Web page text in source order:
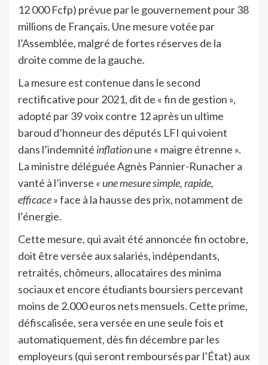
12 000 Fcfp) prévue par le gouvernement pour 38
millions de Français. Une mesure votée par
l’Assemblée, malgré de fortes réserves de la
droite comme de la gauche.
La mesure est contenue dans le second
rectificative pour 2021, dit de « fin de gestion »,
adopté par 39 voix contre 12 après un ultime
baroud d’honneur des députés LFI qui voient
dans l’indemnité inflationune « maigre étrenne ».
La ministre déléguée Agnès Pannier-Runacher a
vanté à l’inverse « une mesure simple, rapide,
efficace »face à la hausse des prix, notamment de
l’énergie.
Cette mesure, qui avait été annoncée fin octobre,
doit être versée aux salariés, indépendants,
retraités, chômeurs, allocataires des minima
sociaux et encore étudiants boursiers percevant
moins de 2.000 euros nets mensuels. Cette prime,
défiscalisée, sera versée en une seule fois et
automatiquement, dès fin décembre par les
employeurs (qui seront remboursés par l’État) aux